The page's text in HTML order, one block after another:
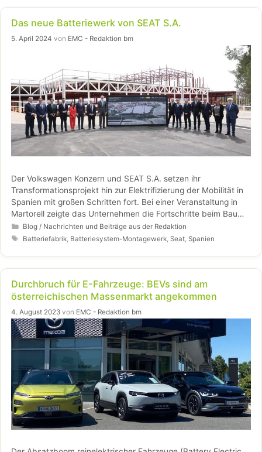
Das neue Batteriewerk von SEAT S.A.
5. April 2024 von EMC - Redaktion bm
Der Volkswagen Konzern und SEAT S.A. setzen ihr
Transformationsprojekt hin zur Elektrifizierung der Mobilität in
Spanien mit großen Schritten fort. Bei einer Veranstaltung in
Martorell zeigte das Unternehmen die Fortschritte beim Bau
des neuen Batteriesystem-Montagewerks. Zu den
hochrangigen Gästen gehörten unter anderem Seine Majestät
neue Anlage.
Kategorien
Blog / Nachrichten und Beiträge aus der Redaktion
Schlagwörter
Batteriefabrik Batteriesystem-Montagewerk ,Seat ,Spanien
Durchbruch für E-Fahrzeuge: BEVs sind am
österreichischen Massenmarkt angekommen
4. August 2023 von EMC - Redaktion bm